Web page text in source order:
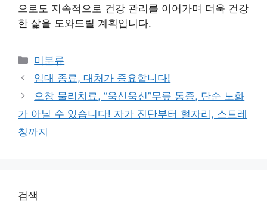
으로도 지속적으로 건강 관리를 이어가며 더욱 건강
한 삶을 도와드릴 계획입니다.
Categories
미분류
임대 종료, 대처가 중요합니다!
오창 물리치료, “욱신욱신”무릎 통증, 단순 노화
가 아닐 수 있습니다! 자가 진단부터 혈자리, 스트레
칭까지
검색